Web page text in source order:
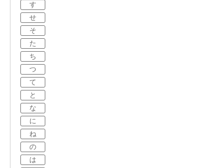
す
せ
そ
た
ち
つ
て
と
な
に
ね
の
は